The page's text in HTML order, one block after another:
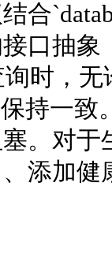
口抽
时，
持一
。对
、添加